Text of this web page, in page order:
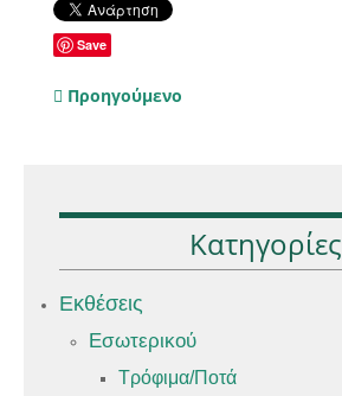
Save
Προηγούμενο
Κατηγορίες
Εκθέσεις
Εσωτερικού
Τρόφιμα/Ποτά